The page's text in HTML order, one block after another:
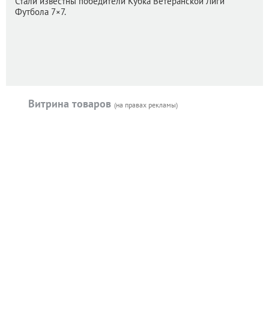
Футбола 7×7.
Витрина товаров (на правах рекламы)